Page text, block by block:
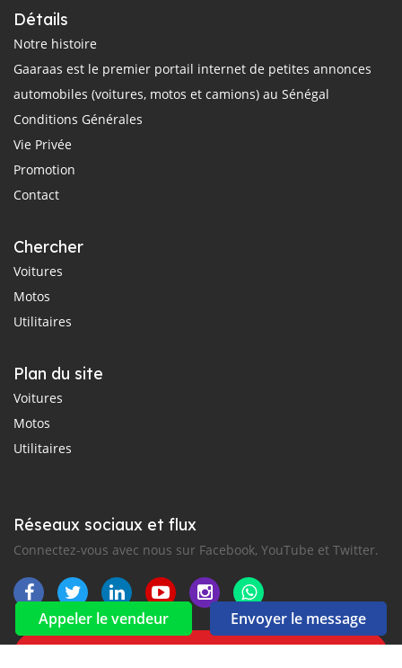
Appeler le vendeur Envoyer le message
Détails
Notre histoire
Gaaraas est le premier portail internet de petites annonces
automobiles (voitures, motos et camions) au Sénégal
Conditions Générales
Vie Privée
Promotion
Contact
Chercher
Voitures
Motos
Utilitaires
Plan du site
Voitures
Motos
Utilitaires
Réseaux sociaux et flux
Connectez-vous avec nous sur Facebook, YouTube et Twitter.